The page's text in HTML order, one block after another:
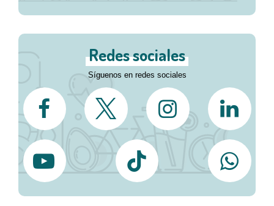
Redes sociales
Síguenos en redes sociales